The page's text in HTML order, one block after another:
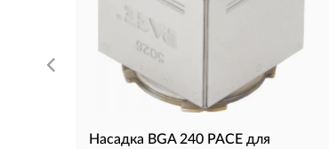
Насадка BGA 240 PACE для